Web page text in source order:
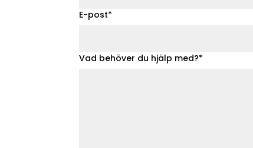
E-post*
Vad behöver du hjälp med?*